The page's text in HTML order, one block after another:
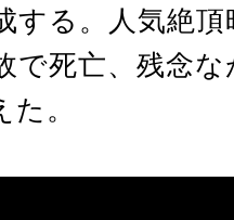
する。人気絶
で死亡、残念
。